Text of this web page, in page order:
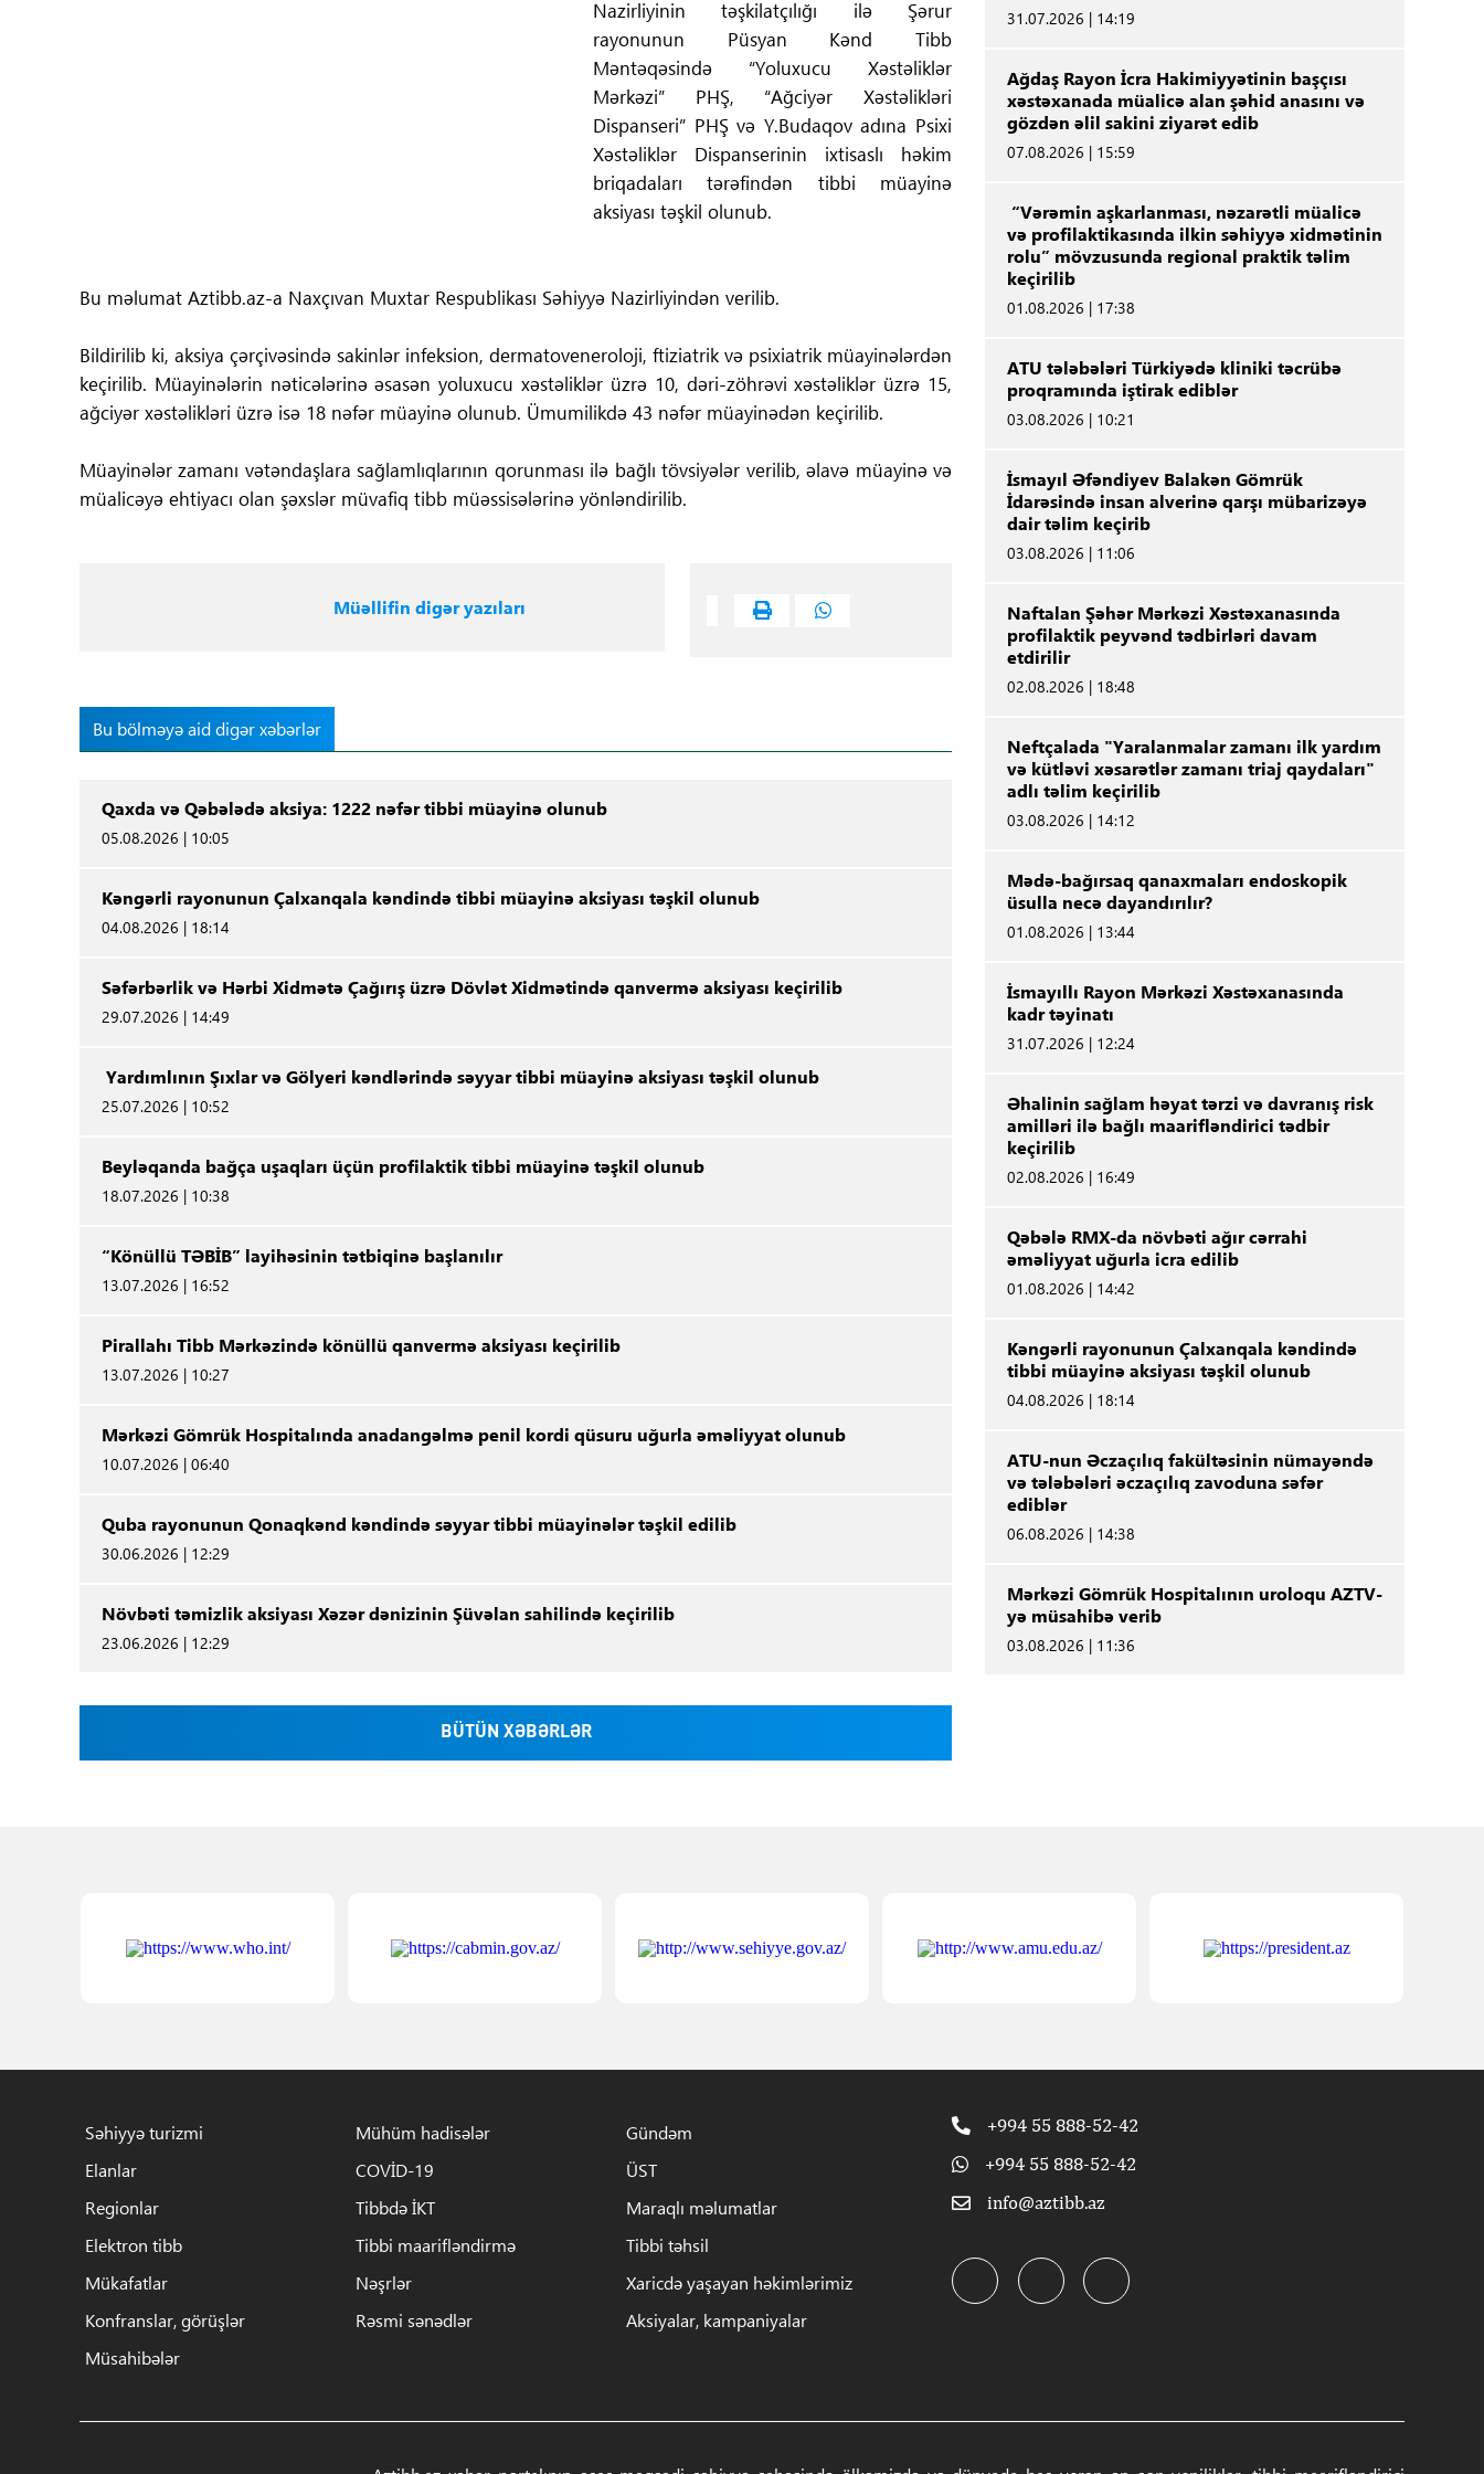
Nazirliyinin təşkilatçılığı ilə Şərur
rayonunun Püsyan Kənd Tibb
Məntəqəsində “Yoluxucu Xəstəliklər
Mərkəzi” PHŞ, “Ağciyər Xəstəlikləri
Dispanseri” PHŞ və Y.Budaqov adına Psixi
Xəstəliklər Dispanserinin ixtisaslı həkim
briqadaları tərəfindən tibbi müayinə
aksiyası təşkil olunub.
Bu məlumat Aztibb.az-a Naxçıvan Muxtar Respublikası Səhiyyə Nazirliyindən verilib.
Bildirilib ki, aksiya çərçivəsində sakinlər infeksion, dermatoveneroloji, ftiziatrik və psixiatrik müayinələrdən
keçirilib. Müayinələrin nəticələrinə əsasən yoluxucu xəstəliklər üzrə 10, dəri-zöhrəvi xəstəliklər üzrə 15,
ağciyər xəstəlikləri üzrə isə 18 nəfər müayinə olunub. Ümumilikdə 43 nəfər müayinədən keçirilib.
Müayinələr zamanı vətəndaşlara sağlamlıqlarının qorunması ilə bağlı tövsiyələr verilib, əlavə müayinə və
müalicəyə ehtiyacı olan şəxslər müvafiq tibb müəssisələrinə yönləndirilib.
Müəllifin digər yazıları
Bu bölməyə aid digər xəbərlər
Qaxda və Qəbələdə aksiya: 1222 nəfər tibbi müayinə olunub
05.08.2026 | 10:05
Kəngərli rayonunun Çalxanqala kəndində tibbi müayinə aksiyası təşkil olunub
04.08.2026 | 18:14
Səfərbərlik və Hərbi Xidmətə Çağırış üzrə Dövlət Xidmətində qanvermə aksiyası keçirilib
29.07.2026 | 14:49
Yardımlının Şıxlar və Gölyeri kəndlərində səyyar tibbi müayinə aksiyası təşkil olunub
25.07.2026 | 10:52
Beyləqanda bağça uşaqları üçün profilaktik tibbi müayinə təşkil olunub
18.07.2026 | 10:38
“Könüllü TƏBİB” layihəsinin tətbiqinə başlanılır
13.07.2026 | 16:52
Pirallahı Tibb Mərkəzində könüllü qanvermə aksiyası keçirilib
13.07.2026 | 10:27
Mərkəzi Gömrük Hospitalında anadangəlmə penil kordi qüsuru uğurla əməliyyat olunub
10.07.2026 | 06:40
Quba rayonunun Qonaqkənd kəndində səyyar tibbi müayinələr təşkil edilib
30.06.2026 | 12:29
Növbəti təmizlik aksiyası Xəzər dənizinin Şüvəlan sahilində keçirilib
23.06.2026 | 12:29
BÜTÜN XƏBƏRLƏR
31.07.2026 | 14:19
Ağdaş Rayon İcra Hakimiyyətinin başçısı
xəstəxanada müalicə alan şəhid anasını və
gözdən əlil sakini ziyarət edib
07.08.2026 | 15:59
“Vərəmin aşkarlanması, nəzarətli müalicə
və profilaktikasında ilkin səhiyyə xidmətinin
rolu” mövzusunda regional praktik təlim
keçirilib
01.08.2026 | 17:38
ATU tələbələri Türkiyədə kliniki təcrübə
proqramında iştirak ediblər
03.08.2026 | 10:21
İsmayıl Əfəndiyev Balakən Gömrük
İdarəsində insan alverinə qarşı mübarizəyə
dair təlim keçirib
03.08.2026 | 11:06
Naftalan Şəhər Mərkəzi Xəstəxanasında
profilaktik peyvənd tədbirləri davam
etdirilir
02.08.2026 | 18:48
Neftçalada "Yaralanmalar zamanı ilk yardım
və kütləvi xəsarətlər zamanı triaj qaydaları"
adlı təlim keçirilib
03.08.2026 | 14:12
Mədə-bağırsaq qanaxmaları endoskopik
üsulla necə dayandırılır?
01.08.2026 | 13:44
İsmayıllı Rayon Mərkəzi Xəstəxanasında
kadr təyinatı
31.07.2026 | 12:24
Əhalinin sağlam həyat tərzi və davranış risk
amilləri ilə bağlı maarifləndirici tədbir
keçirilib
02.08.2026 | 16:49
Qəbələ RMX-da növbəti ağır cərrahi
əməliyyat uğurla icra edilib
01.08.2026 | 14:42
Kəngərli rayonunun Çalxanqala kəndində
tibbi müayinə aksiyası təşkil olunub
04.08.2026 | 18:14
ATU-nun Əczaçılıq fakültəsinin nümayəndə
və tələbələri əczaçılıq zavoduna səfər
ediblər
06.08.2026 | 14:38
Mərkəzi Gömrük Hospitalının uroloqu AZTV-
yə müsahibə verib
03.08.2026 | 11:36
Səhiyyə turizmi Mühüm hadisələr
Gündəm
Elanlar
COVİD-19
ÜST
Regionlar
Tibbdə İKT
Maraqlı məlumatlar
Elektron tibb
Tibbi maarifləndirmə
Tibbi təhsil
Mükafatlar
Nəşrlər
Xaricdə yaşayan həkimlərimiz
Konfranslar, görüşlər
Rəsmi sənədlər
Aksiyalar, kampaniyalar
Müsahibələr
+994 55 888-52-42
+994 55 888-52-42
info@aztibb.az
COVID-19